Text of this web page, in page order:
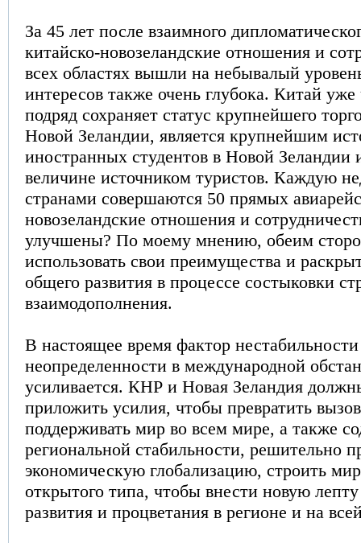
За 45 лет после взаимного
китайско-новозеландские отношения и
всех областях вышли на небывалый
интересов также очень глубока. Китай уже
подряд сохраняет статус крупнейшего
Новой Зеландии, является крупнейшим
иностранных студентов в Новой Зеландии
величине источником туристов. Каждую
странами совершаются 50 прямых
новозеландские отношения и
улучшены? По моему мнению, обеим
использовать свои преимущества и
общего развития в процессе состыковки
взаимодополнения.
В настоящее время фактор
неопределенности в международной
усиливается. КНР и Новая Зеландия
приложить усилия, чтобы превратить
поддерживать мир во всем мире, а также
региональной стабильности, решительно
экономическую глобализацию, строить
открытого типа, чтобы внести новую
развития и процветания в регионе и на